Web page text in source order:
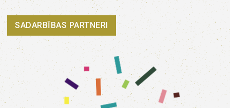
SADARBĪBAS PARTNERI